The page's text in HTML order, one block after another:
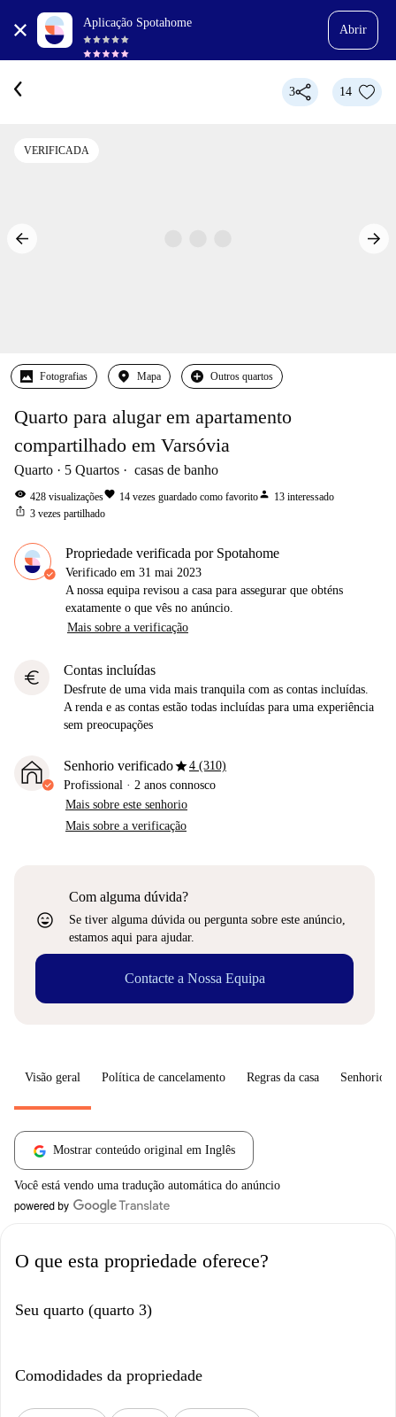
Aplicação Spotahome
Abrir
3 14
VERIFICADA
Fotografias Mapa Outros quartos
Quarto para alugar em apartamento
compartilhado em Varsóvia
Quarto 5 Quartos casas de banho
visibility 428 visualizaçõesfavorite 14 vezes guardado como favoritoperson 13 interessado
ios_share 3 vezes partilhado
Propriedade verificada por Spotahome
Verificado em 31 mai 2023
A nossa equipa revisou a casa para assegurar que obténs
exatamente o que vês no anúncio.
Mais sobre a verificação
euro Contas incluídas
Desfrute de uma vida mais tranquila com as contas incluídas.
A renda e as contas estão todas incluídas para uma experiência
sem preocupações
Senhorio verificadostar4 (310)
Profissional · 2 anos connosco
Mais sobre este senhorio
Mais sobre a verificação
sentiment_very_satisfied
Com alguma dúvida?
Se tiver alguma dúvida ou pergunta sobre este anúncio,
estamos aqui para ajudar.
Contacte a Nossa Equipa
Visão geral Política de cancelamento Regras da casa Senhorio
Mostrar conteúdo original em Inglês
Você está vendo uma tradução automática do anúncio
O que esta propriedade oferece?
Seu quarto (quarto 3)
Comodidades da propriedade